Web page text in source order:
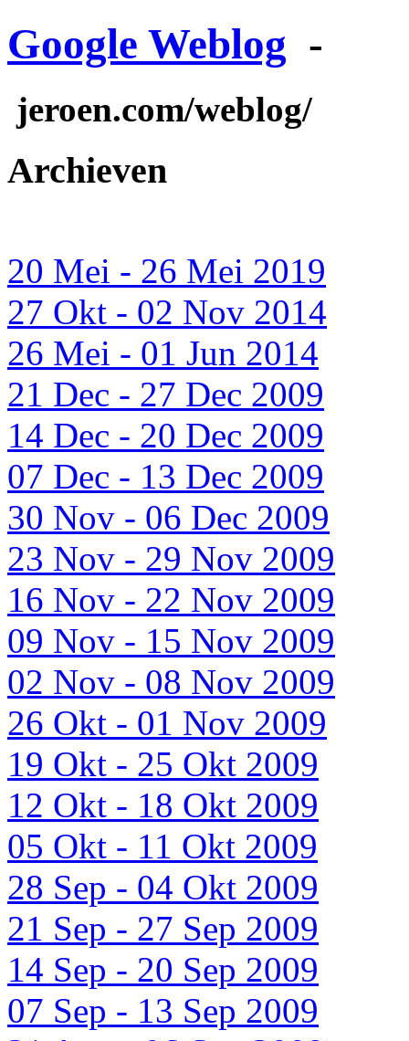
Google Weblog -
jeroen.com/weblog/
Archieven
20 Mei - 26 Mei 2019
27 Okt - 02 Nov 2014
26 Mei - 01 Jun 2014
21 Dec - 27 Dec 2009
14 Dec - 20 Dec 2009
07 Dec - 13 Dec 2009
30 Nov - 06 Dec 2009
23 Nov - 29 Nov 2009
16 Nov - 22 Nov 2009
09 Nov - 15 Nov 2009
02 Nov - 08 Nov 2009
26 Okt - 01 Nov 2009
19 Okt - 25 Okt 2009
12 Okt - 18 Okt 2009
05 Okt - 11 Okt 2009
28 Sep - 04 Okt 2009
21 Sep - 27 Sep 2009
14 Sep - 20 Sep 2009
07 Sep - 13 Sep 2009